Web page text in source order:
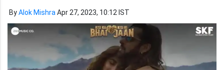
ByAlok Mishra Apr 27, 2023, 10:12 IST